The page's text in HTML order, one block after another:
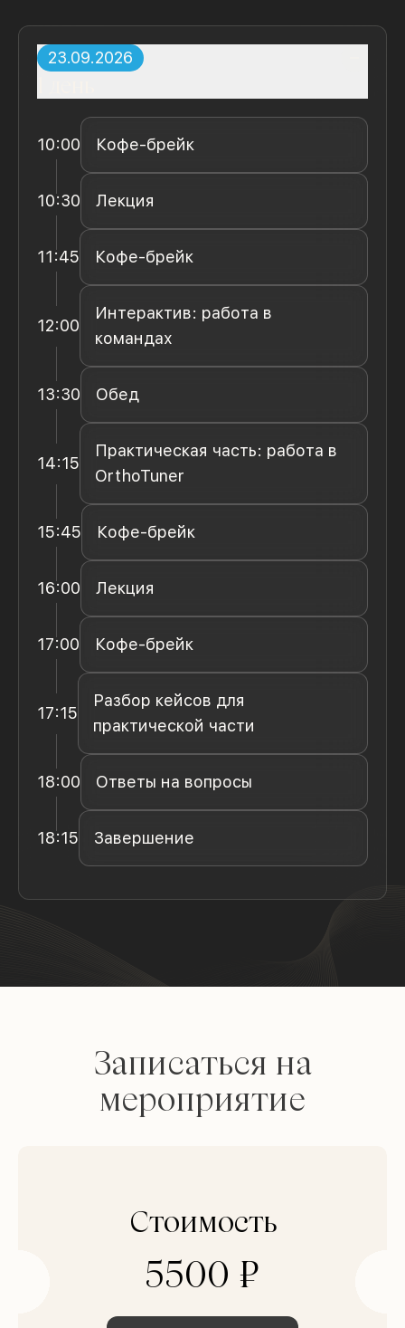
23.09.2026
10:00 Кофе-брейк
10:30 Лекция
11:45 Кофе-брейк
12:00
Интерактив: работа в
командах
13:30 Обед
14:15
Практическая часть: работа в
OrthoTuner
15:45 Кофе-брейк
16:00 Лекция
17:00 Кофе-брейк
17:15
Разбор кейсов для
практической части
18:00 Ответы на вопросы
18:15 Завершение
Записаться на
мероприятие
Стоимость
5500 ₽